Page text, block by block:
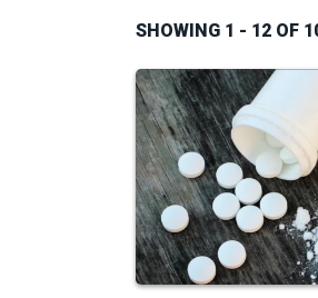
SHOWING 1 - 12 OF